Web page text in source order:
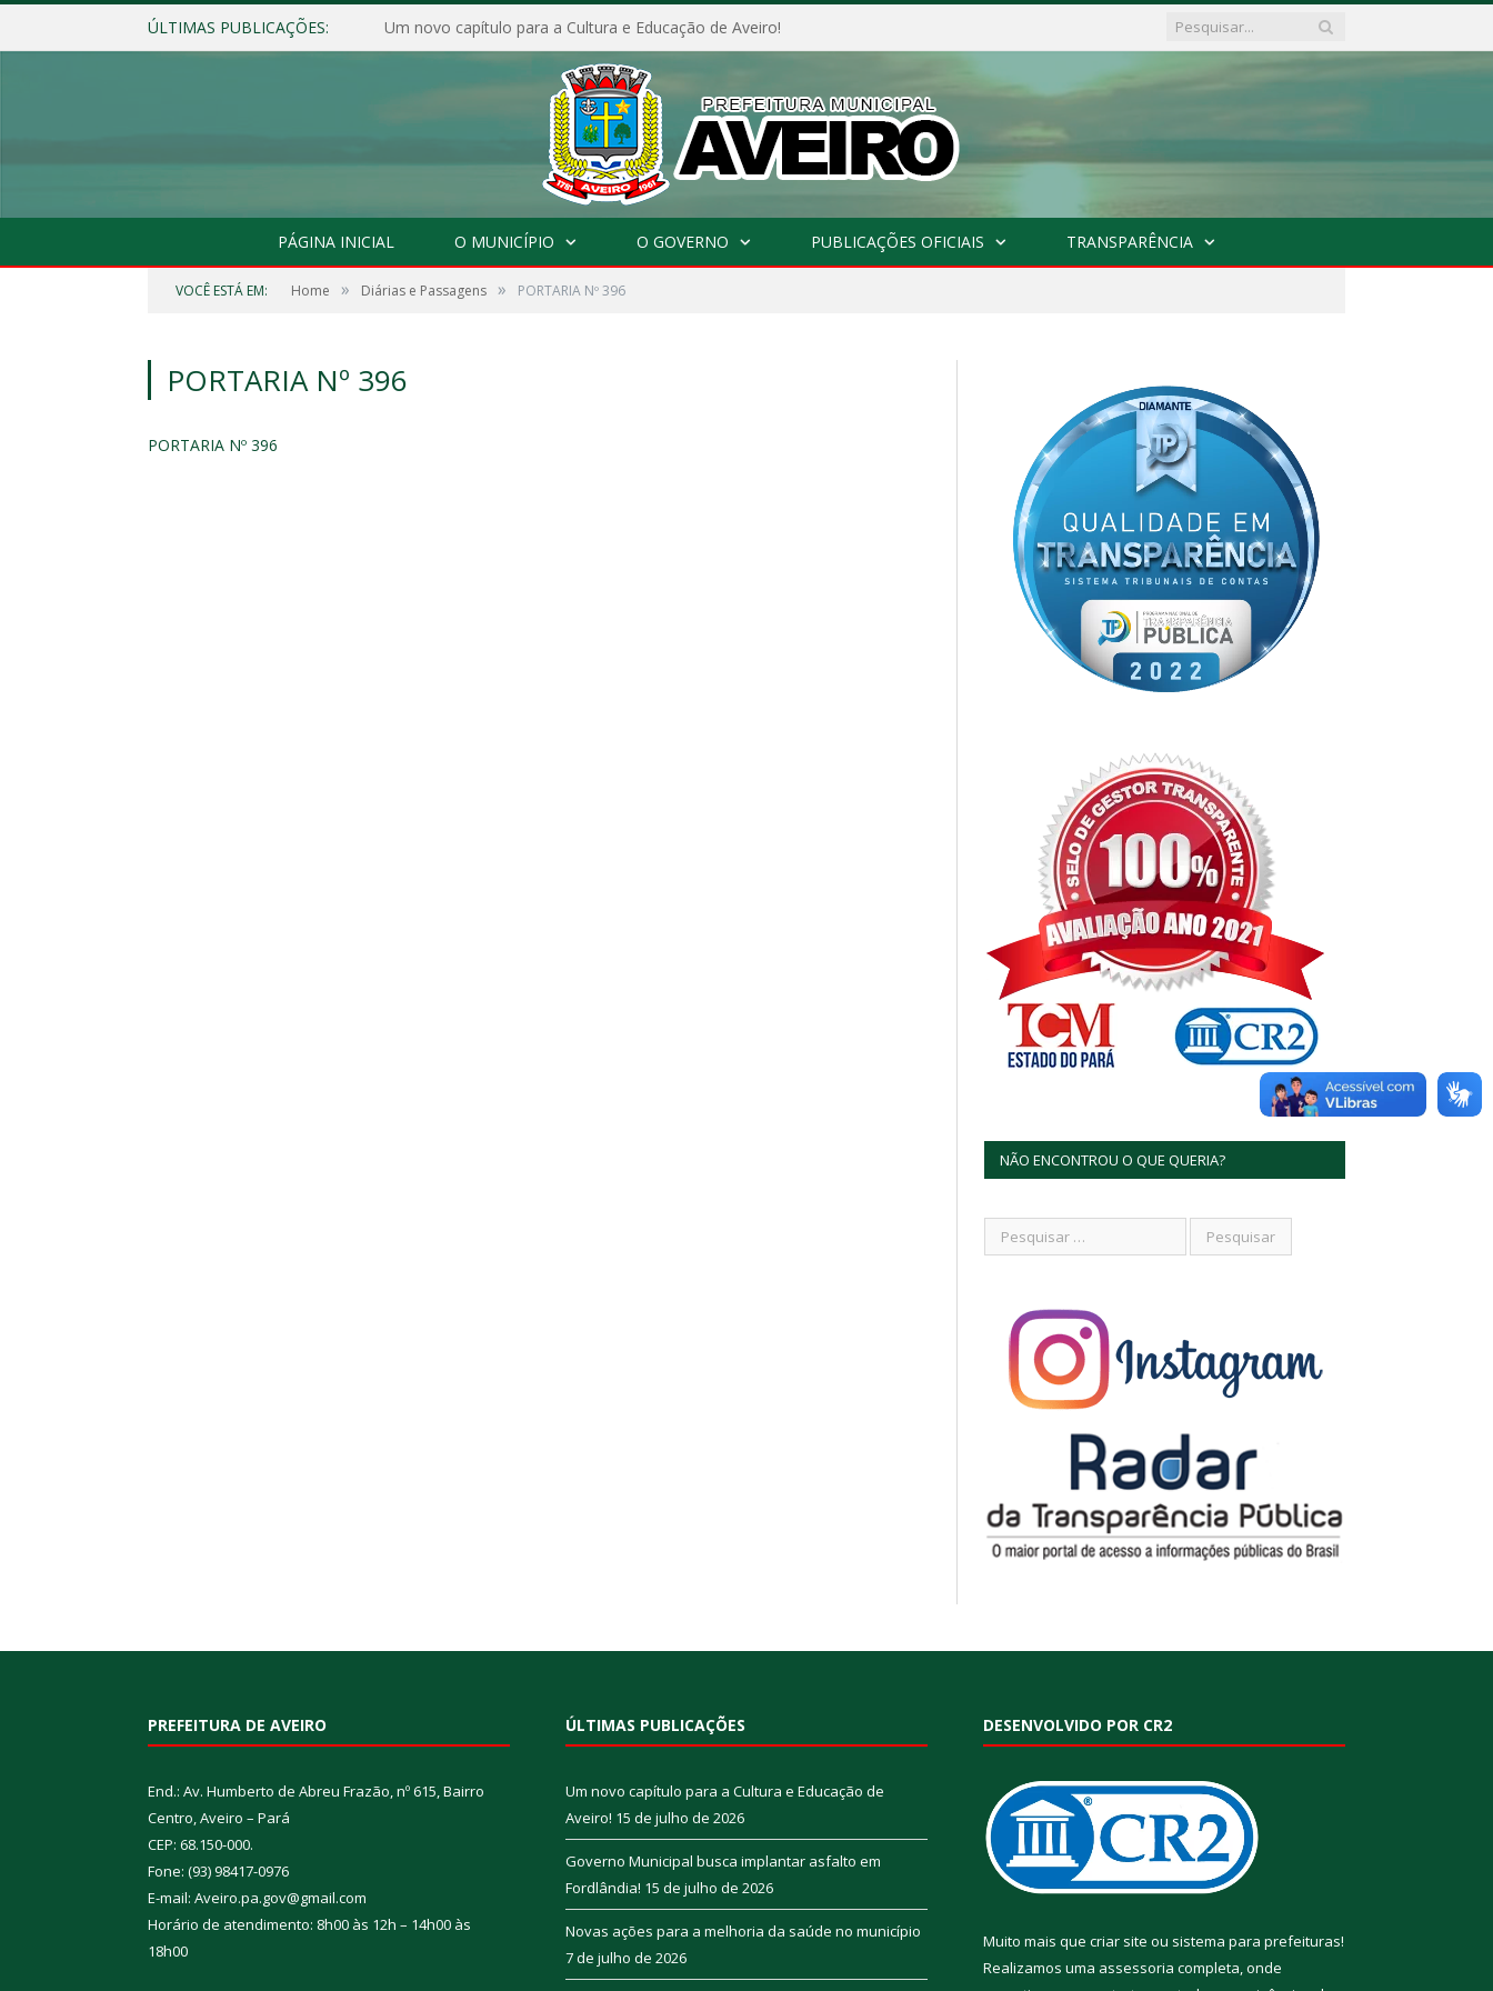
ÚLTIMAS PUBLICAÇÕES: Um novo capítulo para a Cultura e Educação de Aveiro!
PÁGINA INICIAL O MUNICÍPIO O GOVERNO PUBLICAÇÕES OFICIAIS TRANSPARÊNCIA
VOCÊ ESTÁ EM: Home » Diárias e Passagens » PORTARIA Nº 396
PORTARIA Nº 396
PORTARIA Nº 396
NÃO ENCONTROU O QUE QUERIA?
PREFEITURA DE AVEIRO
End.: Av. Humberto de Abreu Frazão, nº 615, Bairro
Centro, Aveiro – Pará
CEP: 68.150-000.
Fone: (93) 98417-0976
E-mail: Aveiro.pa.gov@gmail.com
Horário de atendimento: 8h00 às 12h – 14h00 às
18h00
ÚLTIMAS PUBLICAÇÕES
Um novo capítulo para a Cultura e Educação de
Aveiro! 15 de julho de 2026
Governo Municipal busca implantar asfalto em
Fordlândia! 15 de julho de 2026
Novas ações para a melhoria da saúde no município
7 de julho de 2026
DESENVOLVIDO POR CR2
Muito mais que criar site ou sistema para prefeituras!
Realizamos uma assessoria completa, onde